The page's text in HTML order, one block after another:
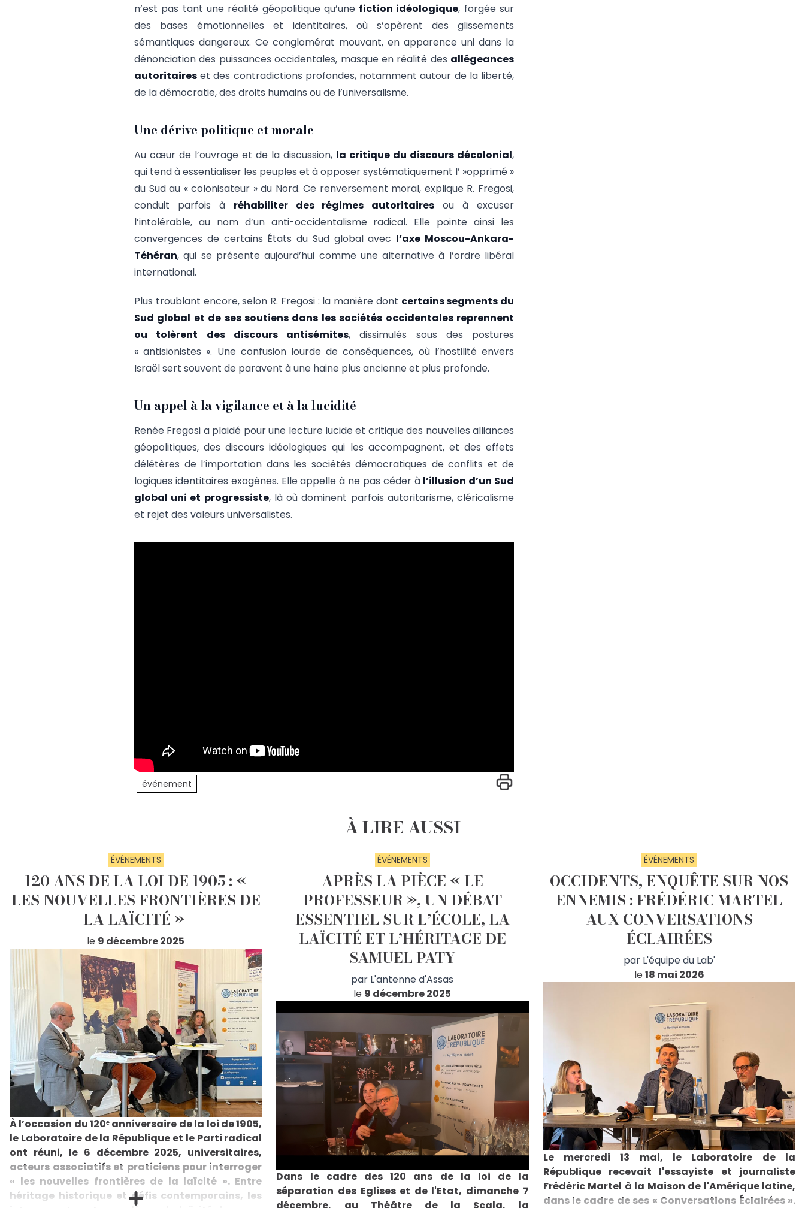
n’est pas tant une réalité géopolitique qu’une fiction idéologique, forgée sur
des bases émotionnelles et identitaires, où s’opèrent des glissements
sémantiques dangereux. Ce conglomérat mouvant, en apparence uni dans la
dénonciation des puissances occidentales, masque en réalité des allégeances
autoritaires et des contradictions profondes, notamment autour de la liberté,
de la démocratie, des droits humains ou de l’universalisme.
Une dérive politique et morale
Au cœur de l’ouvrage et de la discussion, la critique du discours décolonial,
qui tend à essentialiser les peuples et à opposer systématiquement l’ »opprimé »
du Sud au « colonisateur » du Nord. Ce renversement moral, explique R. Fregosi,
conduit parfois à réhabiliter des régimes autoritaires ou à excuser
l’intolérable, au nom d’un anti-occidentalisme radical. Elle pointe ainsi les
convergences de certains États du Sud global avec l’axe Moscou-Ankara-
Téhéran, qui se présente aujourd’hui comme une alternative à l’ordre libéral
international.
Plus troublant encore, selon R. Fregosi : la manière dont certains segments du
Sud global et de ses soutiens dans les sociétés occidentales reprennent
ou tolèrent des discours antisémites, dissimulés sous des postures
« antisionistes ». Une confusion lourde de conséquences, où l’hostilité envers
Israël sert souvent de paravent à une haine plus ancienne et plus profonde.
Un appel à la vigilance et à la lucidité
Renée Fregosi a plaidé pour une lecture lucide et critique des nouvelles alliances
géopolitiques, des discours idéologiques qui les accompagnent, et des effets
délétères de l’importation dans les sociétés démocratiques de conflits et de
logiques identitaires exogènes. Elle appelle à ne pas céder à l’illusion d’un Sud
global uni et progressiste, là où dominent parfois autoritarisme, cléricalisme
et rejet des valeurs universalistes.
événement
À LIRE AUSSI
ÉVÉNEMENTS
120 ANS DE LA LOI DE 1905 : «
LES NOUVELLES FRONTIÈRES DE
LA LAÏCITÉ »
le 9 décembre 2025
À l’occasion du 120ᵉ anniversaire de la loi de 1905,
le Laboratoire de la République et le Parti radical
ont réuni, le 6 décembre 2025, universitaires,
acteurs associatifs et praticiens pour interroger
« les nouvelles frontières de la laïcité ». Entre
héritage historique et défis contemporains, les
ÉVÉNEMENTS
APRÈS LA PIÈCE « LE
PROFESSEUR », UN DÉBAT
ESSENTIEL SUR L’ÉCOLE, LA
LAÏCITÉ ET L’HÉRITAGE DE
SAMUEL PATY
par L'antenne d'Assas
le 9 décembre 2025
Dans le cadre des 120 ans de la loi de la
séparation des Eglises et de l'Etat, dimanche 7
décembre, au Théâtre de la Scala, la
ÉVÉNEMENTS
OCCIDENTS, ENQUÊTE SUR NOS
ENNEMIS : FRÉDÉRIC MARTEL
AUX CONVERSATIONS
ÉCLAIRÉES
par L'équipe du Lab'
le18 mai 2026
Le mercredi 13 mai, le Laboratoire de la
République recevait l'essayiste et journaliste
Frédéric Martel à la Maison de l'Amérique latine,
dans le cadre de ses « Conversations Éclairées ».